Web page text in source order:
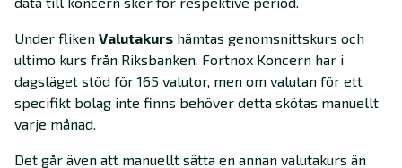
Under fliken Valutakurs hämtas genomsnittskurs och
ultimo kurs från Riksbanken. Fortnox Koncern har i
dagsläget stöd för 165 valutor, men om valutan för ett
specifikt bolag inte finns behöver detta skötas manuellt
varje månad.
Det går även att manuellt sätta en annan valutakurs än